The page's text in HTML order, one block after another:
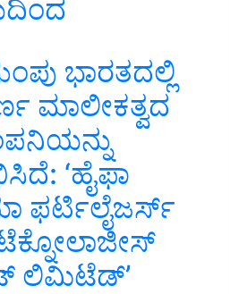
ಭಾರತದಲ್ಲಿ
ಮಾಲೀಕತ್ವದ
‘ಹೈಫಾ
ಫರ್ಟಿಲೈಜರ್ಸ್
ಲಿಮಿಟೆಡ್’